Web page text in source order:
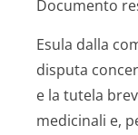
Documento
Esula dalla
disputa
e la tutela
medicinali e,